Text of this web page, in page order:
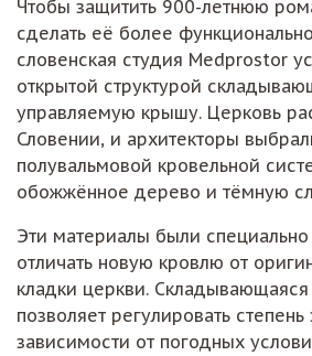
Чтобы защитить 900-летнюю
сделать её более
словенская студия Medprostor
открытой структурой
управляемую крышу. Церковь
Словении, и архитекторы
полувальмовой кровельной
обожжённое дерево и тёмную
Эти материалы были
отличать новую кровлю от
кладки церкви. Складывающаяся
позволяет регулировать
зависимости от погодных